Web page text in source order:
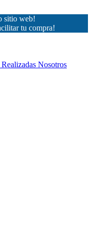
sitio web!
tu compra!
Nosotros